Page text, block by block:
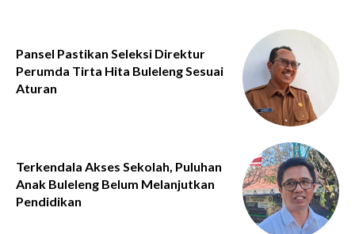
Pansel Pastikan Seleksi Direktur
Perumda Tirta Hita Buleleng Sesuai
Aturan
Terkendala Akses Sekolah, Puluhan
Anak Buleleng Belum Melanjutkan
Pendidikan